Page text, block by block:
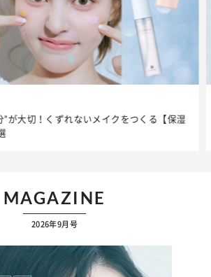
”が大切！くずれないメイクをつくる【保湿
MAGAZINE
2026年9月号